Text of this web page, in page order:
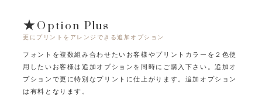
★Option Plus
更にプリントをアレンジできる追加オプション
フォントを複数組み合わせたいお客様やプリントカラーを２色使
用したいお客様は追加オプションを同時にご購入下さい。追加オ
プションで更に特別なプリントに仕上がります。追加オプション
は有料となります。